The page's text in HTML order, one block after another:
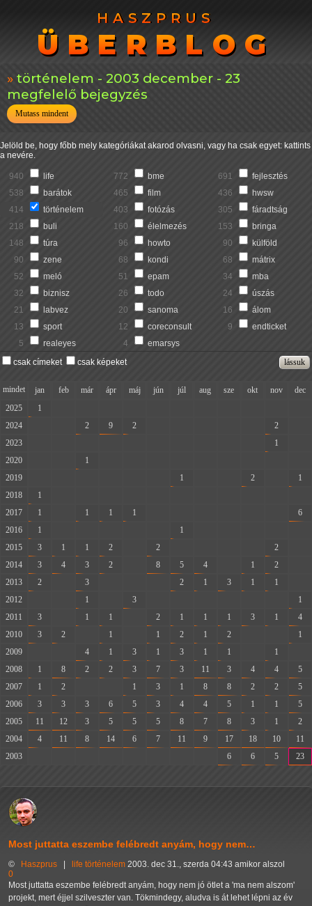
HASZPRUS
ÜBERBLOG
HASZPRUS
ÜBERBLOG
történelem - 2003 december - 23
megfelelő bejegyzés
Mutass mindent
Jelöld be, hogy főbb mely kategóriákat akarod olvasni, vagy ha csak egyet: kattints
a nevére.
940 life 772 bme 691
fejlesztés
538
barátok 465 film 436
hwsw
414
történelem 403 fotózás 305
fáradtság
218
buli 160 élelmezés 153
bringa
148
túra 96 howto 90
külföld
90
zene 68 kondi 68
mátrix
52
meló 51 epam 34
mba
32
biznisz 26 todo 24
úszás
21
labvez 20 sanoma 16
álom
13
sport 12 coreconsult 9
endticket
5
realeyes 4
emarsys
csak címeket
csak képeket
mindet jan feb már ápr máj jún júl aug sze okt nov
dec
2025
1
2024
2 9 2 2
2023
1
2020
1
2019
1 2
1
2018
1
2017
1 1 1 1
6
2016
1 1
2015
3 1 1 2 2 2
2014
3 4 3 2 8 5 4 1 2
2013
2 3 2 1 3 1 1
2012
1 3
1
2011
3 1 1 2 1 1 1 3 1
4
2010
3 2 1 1 2 1 2
1
2009
4 1 3 1 3 1 1 1
2008
1 8 2 2 3 7 3 11 3 4 4
5
2007
1 2 1 3 1 8 8 2 2
5
2006
3 3 3 6 5 3 4 4 5 1 1
5
2005
11 12 3 5 5 5 8 7 8 3 1
2
2004
4 11 8 14 6 7 11 9 17 18 10
11
2003
6 6 5 23
Most juttatta eszembe felébredt anyám, hogy nem…
© Haszprus life történelem 2003. dec 31., szerda 04:43 amikor alszol
0
Most juttatta eszembe felébredt anyám, hogy nem jó ötlet a 'ma nem alszom'
projekt, mert éjjel szilveszter van. Tökmindegy, aludva is át lehet lépni az év